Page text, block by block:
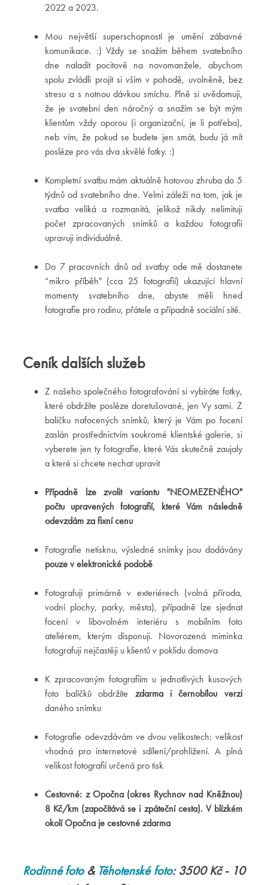
2022 a 2023.
Mou největší superschopností je umění zábavné
komunikace. :) Vždy se snažím během svatebního
dne naladit pocitově na novomanžele, abychom
spolu zvládli projít si vším v pohodě, uvolněně, bez
stresu a s notnou dávkou smíchu. Plně si uvědomuji,
že je svatební den náročný a snažím se být mým
klientům vždy oporou (i organizační, je li potřeba),
neb vím, že pokud se budete jen smát, budu já mít
posléze pro vás dva skvělé fotky. :)
Kompletní svatbu mám aktuálně hotovou zhruba do 5
týdnů od svatebního dne. Velmi záleží na tom, jak je
svatba veliká a rozmanitá, jelikož nikdy nelimituji
počet zpracovaných snímků a každou fotografii
upravuji individuálně.
Do 7 pracovních dnů od svatby ode mě dostanete
“mikro příběh" (cca 25 fotografií) ukazující hlavní
momenty svatebního dne, abyste měli hned
fotografie pro rodinu, přátele a případně sociální sítě.
Ceník dalších služeb
Z našeho společného fotografování si vybíráte fotky,
které obdržíte posléze doretušované, jen Vy sami. Z
balíčku nafocených snímků, který je Vám po focení
zaslán prostřednictvím soukromé klientské galerie, si
vyberete jen ty fotografie, které Vás skutečně zaujaly
a které si chcete nechat upravit
Případně lze zvolit variantu "NEOMEZENÉHO"
počtu upravených fotografií, které Vám následně
odevzdám za fixní cenu
Fotografie netisknu, výsledné snímky jsou dodávány
pouze v elektronické podobě
Fotografuji primárně v exteriérech (volná příroda,
vodní plochy, parky, města), případně lze sjednat
focení v libovolném interiéru s mobilním foto
ateliérem, kterým disponuji. Novorozená miminka
fotografuji nejčastěji u klientů v poklidu domova
K zpracovaným fotografiím u jednotlivých kusových
foto balíčků obdržíte zdarma i černobílou verzi
daného snímku
Fotografie odevzdávám ve dvou velikostech: velikost
vhodná pro internetové sdílení/prohlížení. A plná
velikost fotografií určená pro tisk
Cestovné: z Opočna (okres Rychnov nad Kněžnou)
8 Kč/km (započítává se i zpáteční cesta). V blízkém
okolí Opočna je cestovné zdarma
Rodinné foto& Těhotenské foto: 3500 Kč - 10